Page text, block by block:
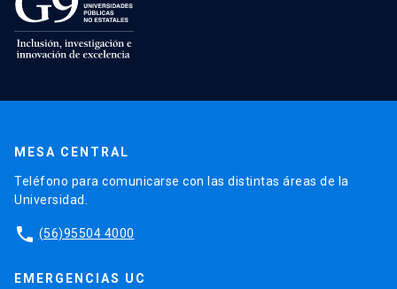
MESA CENTRAL
Teléfono para comunicarse con las distintas áreas de la
Universidad.
phone (56)95504 4000
EMERGENCIAS UC